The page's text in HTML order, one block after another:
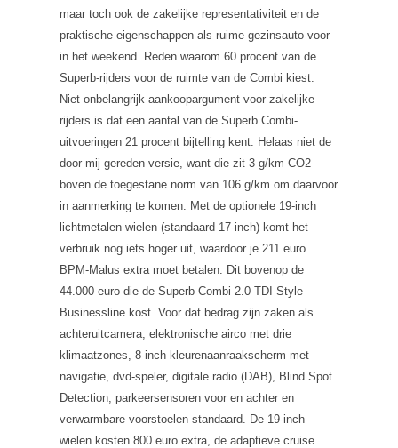
maar toch ook de zakelijke representativiteit en de
praktische eigenschappen als ruime gezinsauto voor
in het weekend. Reden waarom 60 procent van de
Superb-rijders voor de ruimte van de Combi kiest.
Niet onbelangrijk aankoopargument voor zakelijke
rijders is dat een aantal van de Superb Combi-
uitvoeringen 21 procent bijtelling kent. Helaas niet de
door mij gereden versie, want die zit 3 g/km CO2
boven de toegestane norm van 106 g/km om daarvoor
in aanmerking te komen. Met de optionele 19-inch
lichtmetalen wielen (standaard 17-inch) komt het
verbruik nog iets hoger uit, waardoor je 211 euro
BPM-Malus extra moet betalen. Dit bovenop de
44.000 euro die de Superb Combi 2.0 TDI Style
Businessline kost. Voor dat bedrag zijn zaken als
achteruitcamera, elektronische airco met drie
klimaatzones, 8-inch kleurenaanraakscherm met
navigatie, dvd-speler, digitale radio (DAB), Blind Spot
Detection, parkeersensoren voor en achter en
verwarmbare voorstoelen standaard. De 19-inch
wielen kosten 800 euro extra, de adaptieve cruise